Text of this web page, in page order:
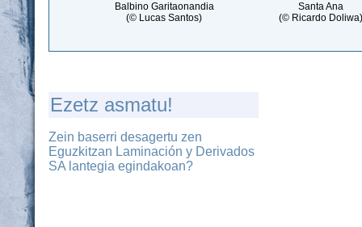
Balbino Garitaonandia
(© Lucas Santos)
Santa Ana
(© Ricardo Doliwa)
Ezetz asmatu!
Zein baserri desagertu zen
Eguzkitzan Laminación y Derivados
SA lantegia egindakoan?